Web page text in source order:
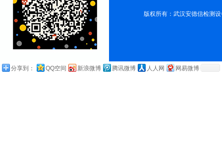
版权所有：武汉安德信检测
分享到： QQ空间 新浪微博 腾讯微博 人人网 网易微博